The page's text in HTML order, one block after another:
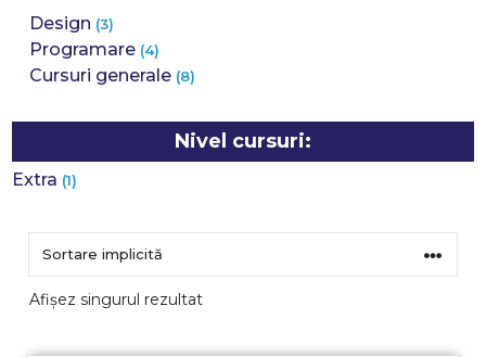
Afișez singurul rezultat
Design (3)
Programare (4)
Cursuri generale (8)
Nivel cursuri:
Extra (1)